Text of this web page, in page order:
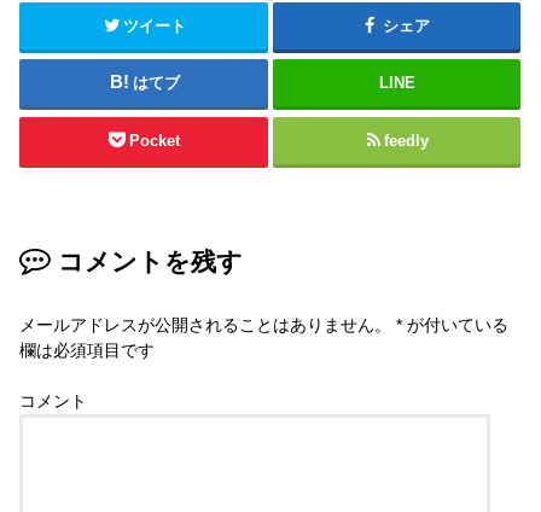
ツイート シェア
はてブ LINE
Pocket feedly
コメントを残す
メールアドレスが公開されることはありません。 * が付いている
欄は必須項目です
コメント